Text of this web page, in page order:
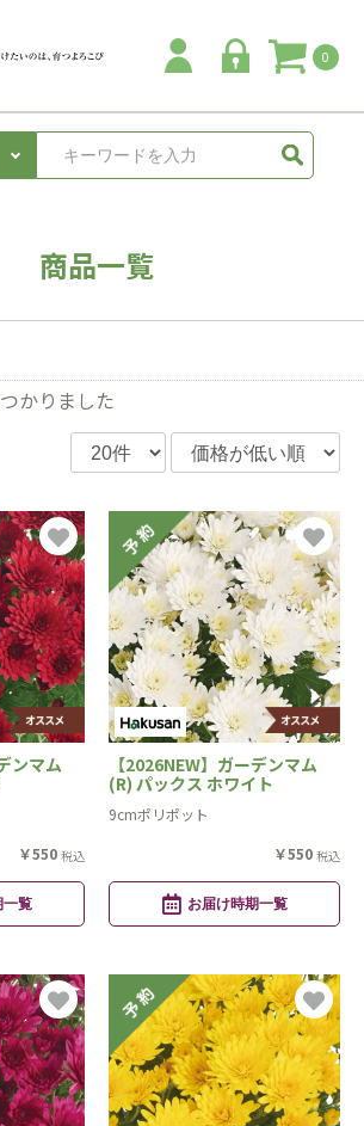
0
商品一覧
かりました
ンマム
￥550 税込
一覧
【2026NEW】ガーデンマム
(R) パックス ホワイト
9cmポリポット
￥550 税込
お届け時期一覧